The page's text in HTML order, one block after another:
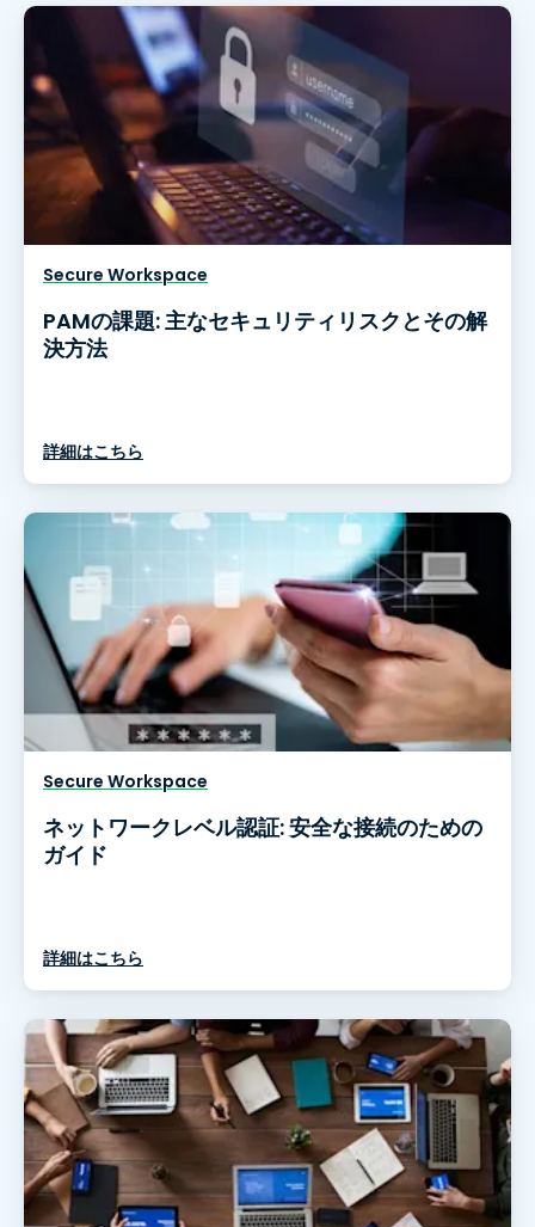
Secure Workspace
PAMの課題: 主なセキュリティリスクとその解
決方法
詳細はこちら
Secure Workspace
ネットワークレベル認証: 安全な接続のための
ガイド
詳細はこちら